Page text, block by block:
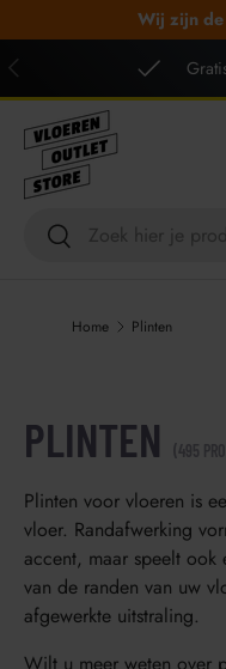
GA NAAR INHOUD
Wij zijn
VORIGE
Zoeken
Zoeken
Home Plinten
PLINTEN (495
Plinten voor vloeren is
vloer. Randafwerking
accent, maar speelt
van de randen van uw
afgewerkte uitstraling.